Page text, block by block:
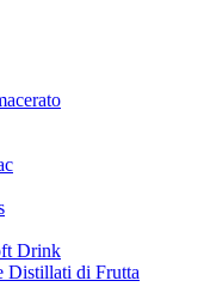
Drink
Distillati di Frutta